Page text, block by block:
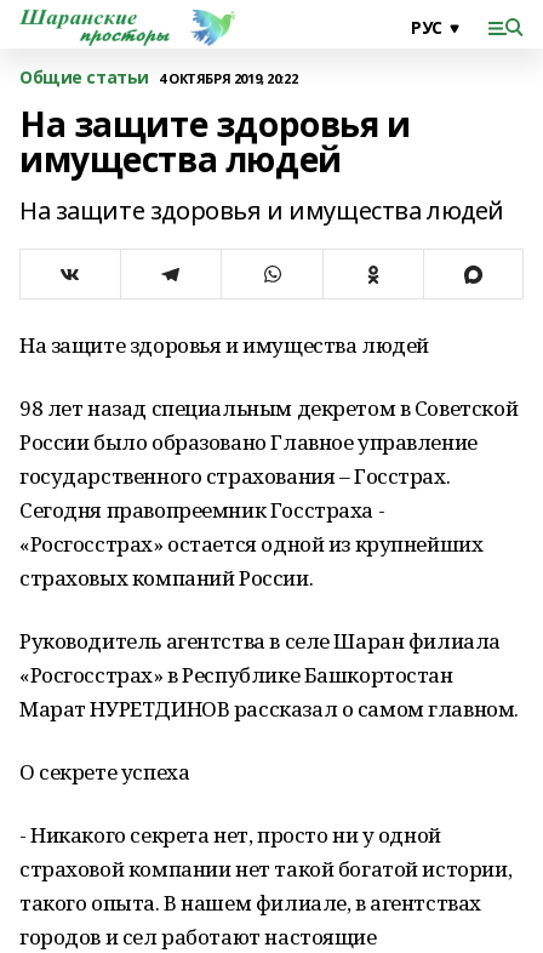
Общие статьи 4 ОКТЯБРЯ 2019, 20:22
На защите здоровья и
имущества людей
На защите здоровья и имущества людей
На защите здоровья и имущества людей
98 лет назад специальным декретом в Советской
России было образовано Главное управление
государственного страхования – Госстрах.
Сегодня правопреемник Госстраха -
«Росгосстрах» остается одной из крупнейших
страховых компаний России.
Руководитель агентства в селе Шаран филиала
«Росгосстрах» в Республике Башкортостан
Марат НУРЕТДИНОВ рассказал о самом главном.
О секрете успеха
- Никакого секрета нет, просто ни у одной
страховой компании нет такой богатой истории,
такого опыта. В нашем филиале, в агентствах
городов и сел работают настоящие